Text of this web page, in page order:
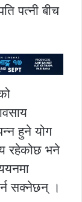
पत्नी बीच
हुने योग
रहेकोछ भने
सक्नेछन् ।